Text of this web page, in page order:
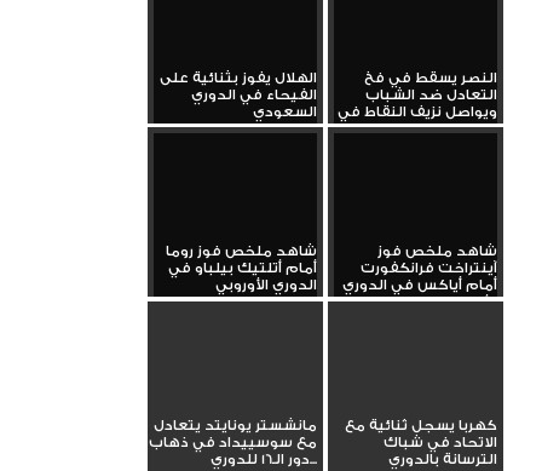
النصر يسقط في فخ
التعادل ضد الشباب
ويواصل نزيف النقاط في
الدوري
الهلال يفوز بثنائية على
الفيحاء في الدوري
السعودي
شاهد ملخص فوز
آينتراخت فرانكفورت
أمام أياكس في الدوري
الأوروبي
شاهد ملخص فوز روما
أمام أتلتيك بيلباو في
الدوري الأوروبي
كهربا يسجل ثنائية مع
الاتحاد في شباك
الترسانة بالدوري
مانشستر يونايتد يتعادل
مع سوسييداد في ذهاب
دور الـ16 للدوري...